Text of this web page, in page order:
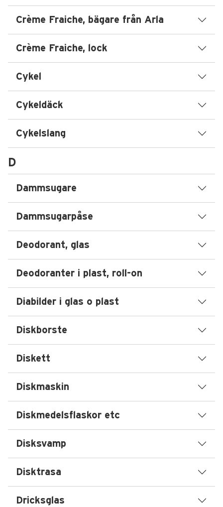
Crème Fraiche, bägare från Arla
Crème Fraiche, lock
Cykel
Cykeldäck
Cykelslang
D
Dammsugare
Dammsugarpåse
Deodorant, glas
Deodoranter i plast, roll-on
Diabilder i glas o plast
Diskborste
Diskett
Diskmaskin
Diskmedelsflaskor etc
Disksvamp
Disktrasa
Dricksglas